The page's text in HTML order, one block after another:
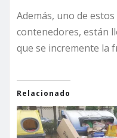
Además, uno de
contenedores, están
que se incremente la
Relacionado